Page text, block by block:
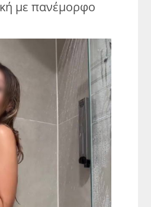
με πανέμορφο